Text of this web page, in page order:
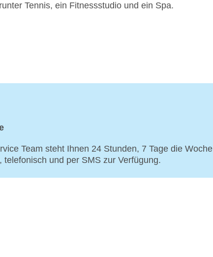
Tennis, ein Fitnessstudio und ein Spa.
Team steht Ihnen 24 Stunden, 7 Tage die Woche
und per SMS zur Verfügung.